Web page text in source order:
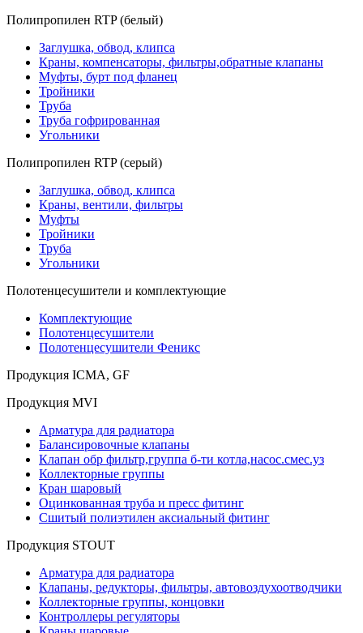
Полипропилен RTP (белый)
Заглушка, обвод, клипса
Краны, компенсаторы, фильтры,обратные клапаны
Муфты, бурт под фланец
Тройники
Труба
Труба гофрированная
Угольники
Полипропилен RTP (серый)
Заглушка, обвод, клипса
Краны, вентили, фильтры
Муфты
Тройники
Труба
Угольники
Полотенцесушители и комплектующие
Комплектующие
Полотенцесушители
Полотенцесушители Феникс
Продукция ICMA, GF
Продукция MVI
Арматура для радиатора
Балансировочные клапаны
Клапан обр фильтр,группа б-ти котла,насос.смес.уз
Коллекторные группы
Кран шаровый
Оцинкованная труба и пресс фитинг
Сшитый полиэтилен аксиальный фитинг
Продукция STOUT
Арматура для радиатора
Клапаны, редукторы, фильтры, автовоздухоотводчики
Коллекторные группы, концовки
Контроллеры регуляторы